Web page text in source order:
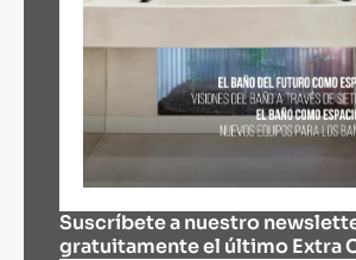
Suscríbete a nuestro
gratuitamente el último Extra